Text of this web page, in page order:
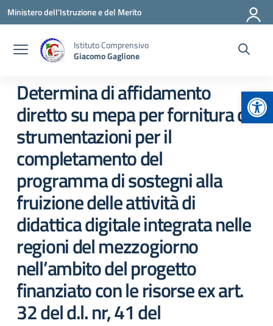
Vai ai contenuti
Vai al menu di navigazione
Vai al footer
Ministero dell'Istruzione e del Merito
Istituto Comprensivo
Giacomo Gaglione
Determina di affidamento
diretto su mepa per fornitura di
strumentazioni per il
completamento del
programma di sostegni alla
fruizione delle attività di
didattica digitale integrata nelle
regioni del mezzogiorno
nell’ambito del progetto
finanziato con le risorse ex art.
32 del d.l. nr, 41 del